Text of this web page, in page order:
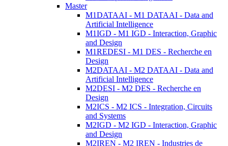
Master
M1DATAAI - M1 DATAAI - Data and
Artificial Intelligence
M1IGD - M1 IGD - Interaction, Graphic
and Design
M1REDESI - M1 DES - Recherche en
Design
M2DATAAI - M2 DATAAI - Data and
Artificial Intelligence
M2DESI - M2 DES - Recherche en
Design
M2ICS - M2 ICS - Integration, Circuits
and Systems
M2IGD - M2 IGD - Interaction, Graphic
and Design
M2IREN - M2 IREN - Industries de